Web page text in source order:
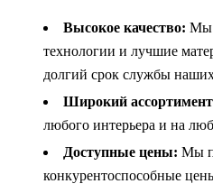
Высокое качество: Мы
технологии и лучшие
долгий срок службы
Широкий
любого интерьера и на
Доступные цены: Мы
конкурентоспособные